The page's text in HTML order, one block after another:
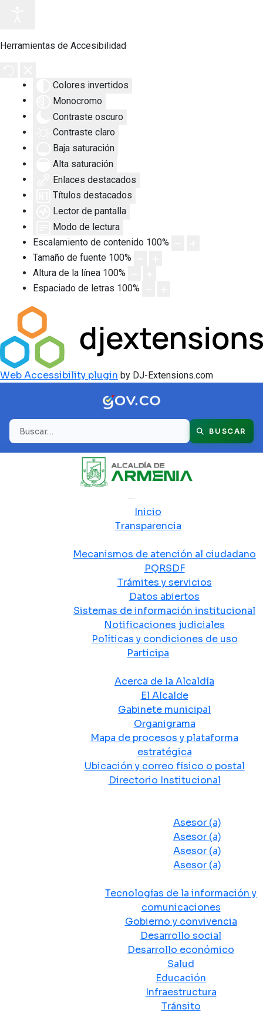
Herramientas de Accesibilidad
Colores invertidos
Monocromo
Contraste oscuro
Contraste claro
Baja saturación
Alta saturación
Enlaces destacados
Títulos destacados
Lector de pantalla
Modo de lectura
Escalamiento de contenido 100%
Tamaño de fuente 100%
Altura de la línea 100%
Espaciado de letras 100%
Web Accessibility plugin by DJ-Extensions.com
Buscar BUSCAR
Inicio
Transparencia
Mecanismos de atención al ciudadano
PQRSDF
Trámites y servicios
Datos abiertos
Sistemas de información institucional
Notificaciones judiciales
Políticas y condiciones de uso
Participa
Acerca de la Alcaldía
El Alcalde
Gabinete municipal
Organigrama
Mapa de procesos y plataforma
estratégica
Ubicación y correo físico o postal
Directorio Institucional
Asesor (a)
Asesor (a)
Asesor (a)
Asesor (a)
Tecnologías de la información y
comunicaciones
Gobierno y convivencia
Desarrollo social
Desarrollo económico
Salud
Educación
Infraestructura
Tránsito